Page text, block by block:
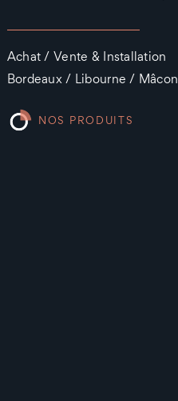
Achat / Vente & Installation
Bordeaux / Libourne / Mâcon
NOS PRODUITS